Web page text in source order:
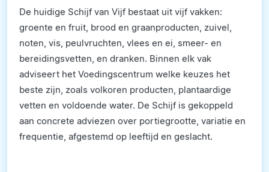
De huidige Schijf van Vijf bestaat uit vijf vakken:
groente en fruit, brood en graanproducten, zuivel,
noten, vis, peulvruchten, vlees en ei, smeer- en
bereidingsvetten, en dranken. Binnen elk vak
adviseert het Voedingscentrum welke keuzes het
beste zijn, zoals volkoren producten, plantaardige
vetten en voldoende water. De Schijf is gekoppeld
aan concrete adviezen over portiegrootte, variatie en
frequentie, afgestemd op leeftijd en geslacht.